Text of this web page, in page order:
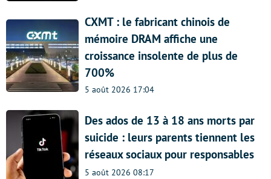
CXMT : le fabricant chinois de
mémoire DRAM affiche une
croissance insolente de plus de
700%
5 août 2026 17:04
Des ados de 13 à 18 ans morts par
suicide : leurs parents tiennent les
réseaux sociaux pour responsables
5 août 2026 08:17